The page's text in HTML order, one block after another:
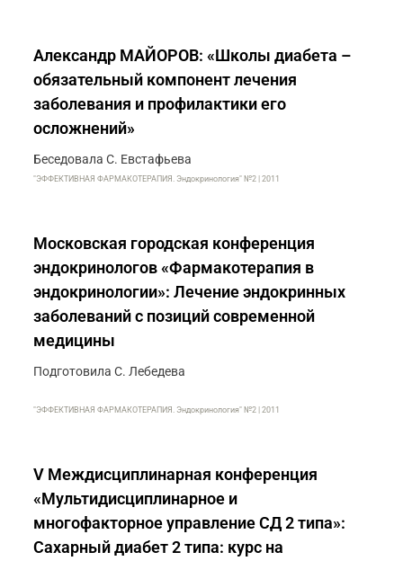
Александр МАЙОРОВ: «Школы диабета –
обязательный компонент лечения
заболевания и профилактики его
осложнений»
Беседовала С. Евстафьева
"ЭФФЕКТИВНАЯ ФАРМАКОТЕРАПИЯ. Эндокринология" №2 | 2011
Московская городская конференция
эндокринологов «Фармакотерапия в
эндокринологии»: Лечение эндокринных
заболеваний с позиций современной
медицины
Подготовила С. Лебедева
"ЭФФЕКТИВНАЯ ФАРМАКОТЕРАПИЯ. Эндокринология" №2 | 2011
V Междисциплинарная конференция
«Мультидисциплинарное и
многофакторное управление СД 2 типа»:
Сахарный диабет 2 типа: курс на